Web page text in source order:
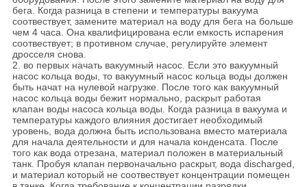
бега. Когда разница в степени и температуры вакуума
соотвествует, замените материал на воду для бега на больше
чем 4 часа. Она квалифицирована если емкость испарения
соотвествует; в противном случае, регулируйте элемент
дросселя снова.
2. во первых начать вакуумный насос. Если это вакуумный
насос кольца воды, то вакуумный насос кольца воды должен
быть начат на нулевой нагрузке. После того как вакуумный
насос кольца воды бежит нормально, раскрыт работая
клапан воды насоса кольца воды. Когда разница в вакуума и
температуры каждого влияния достигает необходимый
уровень, вода должна быть использована вместо материала
для начала деятельности и для начала конденсата. После
того как вода отрезана, материал положен в материальный
танк. Пробуя клапан первоначально раскрыт, вода discharged,
и материал который не соотвествует концентрации помещен